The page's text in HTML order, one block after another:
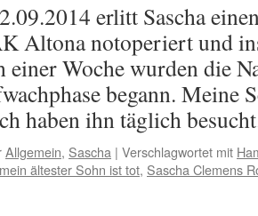
erlitt Sascha
Altona notoperiert und
einer Woche wurden die
begann. Meine
haben ihn täglich
Allgemein, Sascha | Verschlagwortet mit
ältester Sohn ist tot, Sascha Clemens